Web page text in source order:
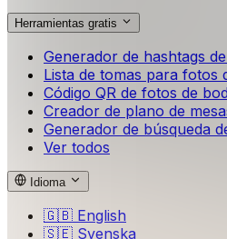
Herramientas gratis
Generador de hashtags
Lista de tomas para fotos
Código QR de fotos de
Creador de plano de
Generador de búsqueda
Ver todos
Idioma
🇬🇧 English
🇸🇪 Svenska